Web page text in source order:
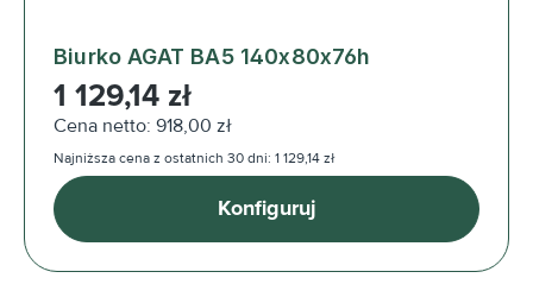
Biurko AGAT BA5 140x80x76h
Cena regularna:
1 129,14 zł
Cena netto: 918,00 zł
Najniższa cena z ostatnich 30 dni: 1 129,14 zł
Konfiguruj